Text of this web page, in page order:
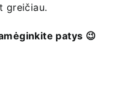
greičiau.
patys 😉